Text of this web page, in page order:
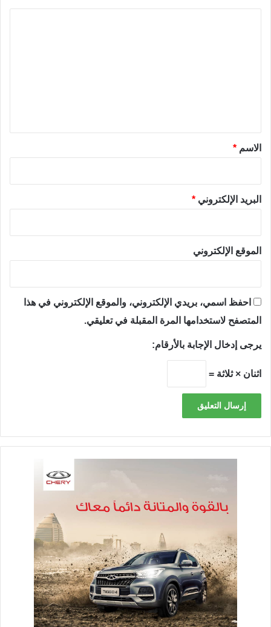
*الاسم *
البريد الإلكتروني *
الموقع الإلكتروني
احفظ اسمي، بريدي الإلكتروني، والموقع الإلكتروني في هذا
المتصفح لاستخدامها المرة المقبلة في تعليقي.
يرجى إدخال الإجابة بالأرقام:
اثنان × ثلاثة =